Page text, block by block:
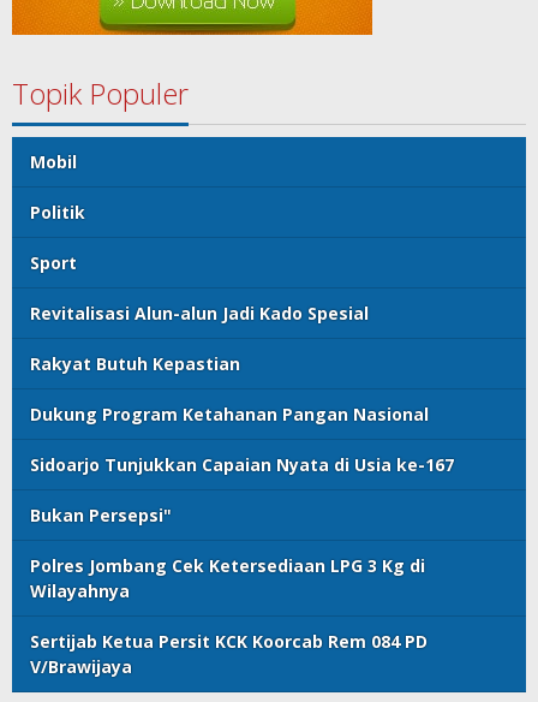
Topik Populer
Mobil
Politik
Sport
Revitalisasi Alun-alun Jadi Kado Spesial
Rakyat Butuh Kepastian
Dukung Program Ketahanan Pangan Nasional
Sidoarjo Tunjukkan Capaian Nyata di Usia ke-167
Bukan Persepsi"
Polres Jombang Cek Ketersediaan LPG 3 Kg di
Wilayahnya
Sertijab Ketua Persit KCK Koorcab Rem 084 PD
V/Brawijaya